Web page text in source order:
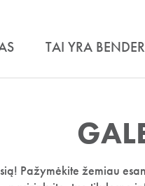
TAI YRA
Pažymėkite žemiau